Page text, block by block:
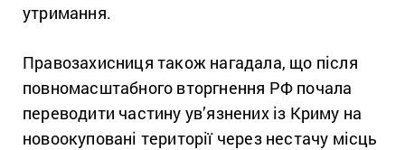
утримання.
Правозахисниця також нагадала, що після
повномасштабного вторгнення РФ почала
переводити частину ув’язнених із Криму на
новоокуповані території через нестачу місць